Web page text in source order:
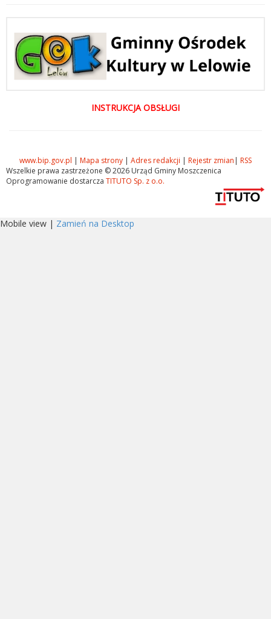
INSTRUKCJA OBSŁUGI
www.bip.gov.pl | Mapa strony | Adres redakcji | Rejestr zmian | RSS
Wszelkie prawa zastrzeżone © 2026 Urząd Gminy Moszczenica
Oprogramowanie dostarcza TITUTO Sp. z o.o.
Mobile view | Zamień na Desktop